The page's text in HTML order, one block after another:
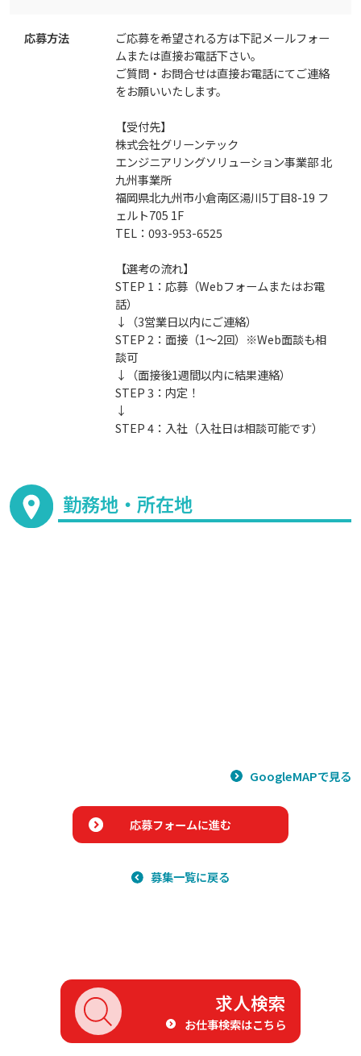
応募方法
ご応募を希望される方は下記メールフォー
ムまたは直接お電話下さい。
ご質問・お問合せは直接お電話にてご連絡
をお願いいたします。
【受付先】
株式会社グリーンテック
エンジニアリングソリューション事業部 北
九州事業所
福岡県北九州市小倉南区湯川5丁目8-19 フ
ェルト705 1F
TEL：093-953-6525
【選考の流れ】
STEP 1：応募（Webフォームまたはお電
話）
↓（3営業日以内にご連絡）
STEP 2：面接（1～2回）※Web面談も相
談可
↓（面接後1週間以内に結果連絡）
STEP 3：内定！
↓
STEP 4：入社（入社日は相談可能です）
勤務地・所在地
GoogleMAPで見る
応募フォームに進む
募集一覧に戻る
求人検索
お仕事検索はこちら